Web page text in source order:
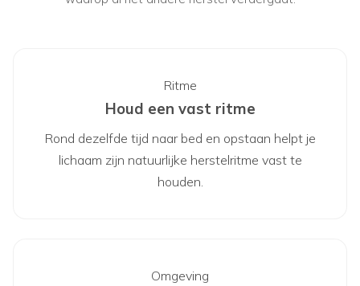
Ritme
Houd een vast ritme
Rond dezelfde tijd naar bed en opstaan helpt je
lichaam zijn natuurlijke herstelritme vast te
houden.
Omgeving